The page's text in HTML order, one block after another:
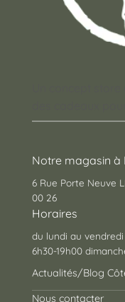
Notre magasin à
6 Rue Porte Neuve
00 26
Horaires
du lundi au vendredi
6h30-19h00
Actualités/Blog
Nous contacter